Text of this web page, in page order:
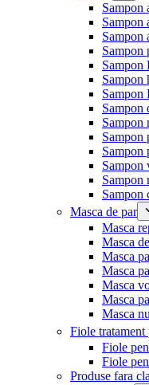
Sampon
Sampon
Sampon
Sampon
Sampon
Sampon
Sampon
Sampon
Sampon
Sampon
Sampon
Sampon
Sampon
Sampon
Masca de par
Masca
Masca
Masca
Masca
Masca
Masca
Masca
Fiole tratament
Fiole
Fiole
Produse fara